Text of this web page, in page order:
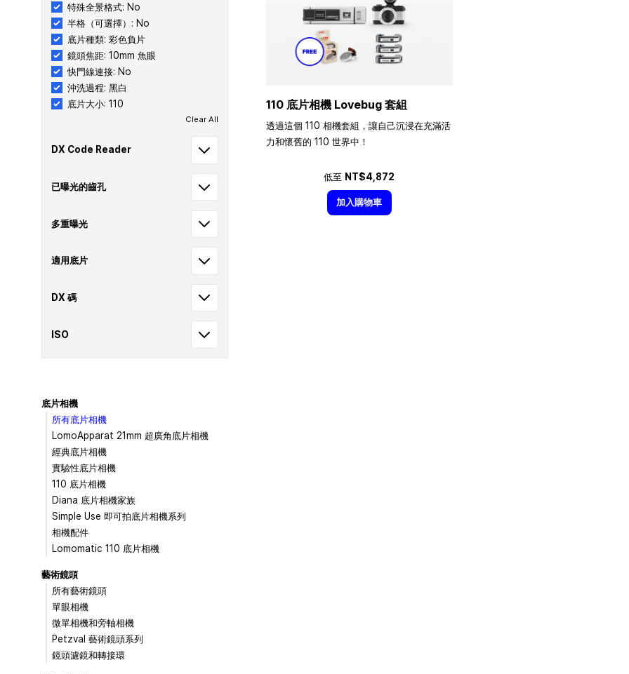
特殊全景格式: No
半格（可選擇）: No
底片種類: 彩色負片
鏡頭焦距: 10mm 魚眼
快門線連接: No
沖洗過程: 黑白
底片大小: 110
Clear All
DX Code Reader
已曝光的齒孔
多重曝光
適用底片
DX 碼
ISO
110 底片相機 Lovebug 套組
透過這個 110 相機套組，讓自己沉浸在充滿活
力和懷舊的 110 世界中！
低至 NT$4,872
加入購物車
底片相機
所有底片相機
LomoApparat 21mm 超廣角底片相機
經典底片相機
實驗性底片相機
110 底片相機
Diana 底片相機家族
Simple Use 即可拍底片相機系列
相機配件
Lomomatic 110 底片相機
藝術鏡頭
所有藝術鏡頭
單眼相機
微單相機和旁軸相機
Petzval 藝術鏡頭系列
鏡頭濾鏡和轉接環